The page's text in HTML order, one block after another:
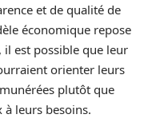
et de qualité de
économique repose
il est possible que leur
orienter leurs
plutôt que
leurs besoins.